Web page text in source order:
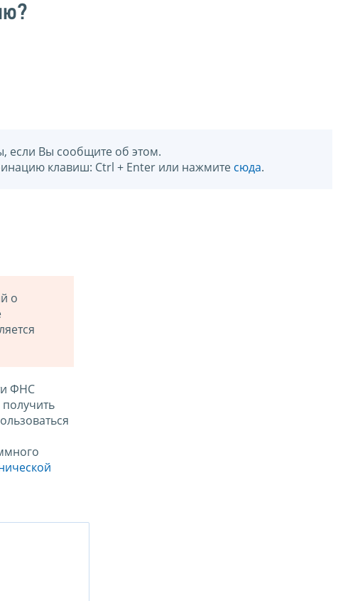
если Вы сообщите об этом.
клавиш: Ctrl + Enter или нажмите сюда.
о
ФНС